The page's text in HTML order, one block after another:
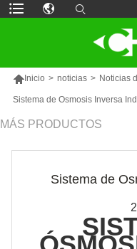
Inicio > noticias > Noticias
Sistema de Osmosis Inversa
MÁS PRODUCTOS
Sistema de